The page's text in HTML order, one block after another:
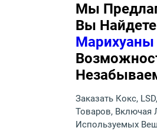
Мы
Вы
Заказать Кокс,
Товаров, Включая
Используемых